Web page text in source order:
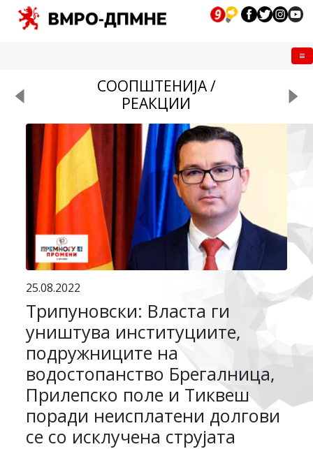
СООПШТЕНИЈА /
РЕАКЦИИ
25.08.2022
Трипуновски: Власта ги
уништува институциите,
подружниците на
водостопанство Брегалница,
Прилепско поле и Тиквеш
поради неисплатени долгови
се со исклучена струјата